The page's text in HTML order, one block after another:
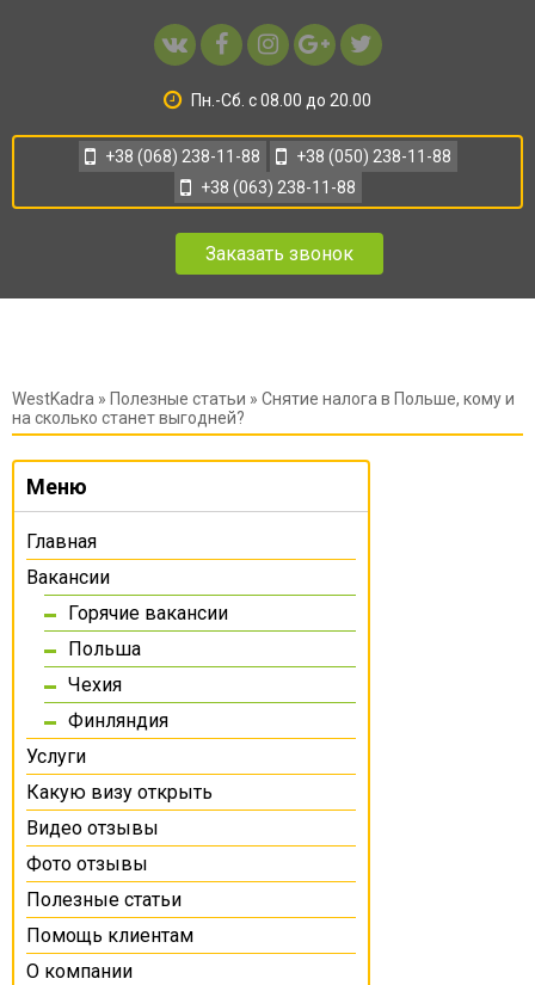
Пн.-Сб. с 08.00 до 20.00
+38 (068) 238-11-88
+38 (050) 238-11-88
+38 (063) 238-11-88
Заказать звонок
WestKadra » Полезные статьи » Снятие налога в Польше, кому и
на сколько станет выгодней?
Меню
Главная
Вакансии
Горячие вакансии
Польша
Чехия
Финляндия
Услуги
Какую визу открыть
Видео отзывы
Фото отзывы
Полезные статьи
Помощь клиентам
О компании